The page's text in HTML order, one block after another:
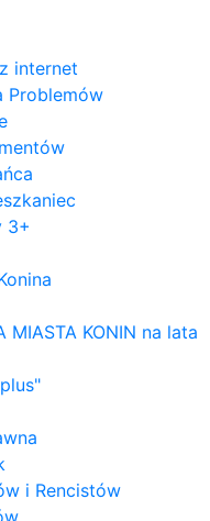
internet
Problemów
3+
MIASTA KONIN na lata
i Rencistów